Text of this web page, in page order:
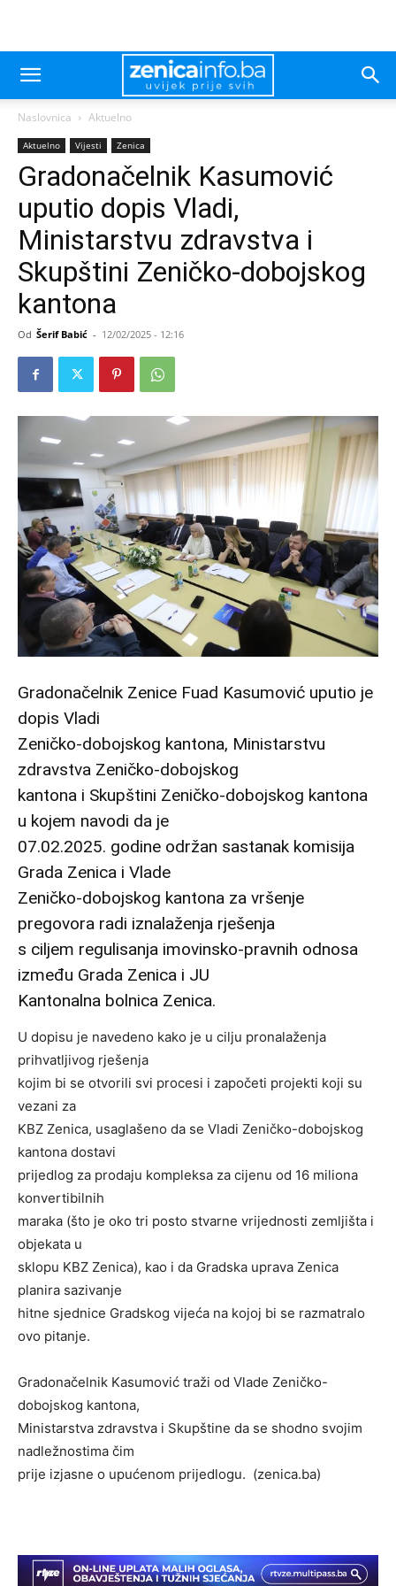
Naslovnica Aktuelno
Aktuelno Vijesti Zenica
Gradonačelnik Kasumović
uputio dopis Vladi,
Ministarstvu zdravstva i
Skupštini Zeničko-dobojskog
kantona
Od Šerif Babić - 12/02/2025 - 12:16
Gradonačelnik Zenice Fuad Kasumović uputio je
dopis Vladi
Zeničko-dobojskog kantona, Ministarstvu
zdravstva Zeničko-dobojskog
kantona i Skupštini Zeničko-dobojskog kantona
u kojem navodi da je
07.02.2025. godine održan sastanak komisija
Grada Zenica i Vlade
Zeničko-dobojskog kantona za vršenje
pregovora radi iznalaženja rješenja
s ciljem regulisanja imovinsko-pravnih odnosa
između Grada Zenica i JU
Kantonalna bolnica Zenica.
U dopisu je navedeno kako je u cilju pronalaženja
prihvatljivog rješenja
kojim bi se otvorili svi procesi i započeti projekti koji su
vezani za
KBZ Zenica, usaglašeno da se Vladi Zeničko-dobojskog
kantona dostavi
prijedlog za prodaju kompleksa za cijenu od 16 miliona
konvertibilnih
maraka (što je oko tri posto stvarne vrijednosti zemljišta i
objekata u
sklopu KBZ Zenica), kao i da Gradska uprava Zenica
planira sazivanje
hitne sjednice Gradskog vijeća na kojoj bi se razmatralo
ovo pitanje.
Gradonačelnik Kasumović traži od Vlade Zeničko-
dobojskog kantona,
Ministarstva zdravstva i Skupštine da se shodno svojim
nadležnostima čim
prije izjasne o upućenom prijedlogu. (zenica.ba)